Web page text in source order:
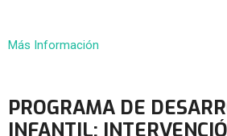
Más Información
PROGRAMA DE
INFANTIL: